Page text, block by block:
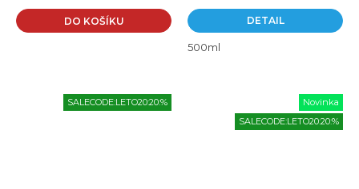
DO KOŠÍKU DETAIL
500ml
SALECODE:LETO20:20:%
Novinka
SALECODE:LETO20:20:%